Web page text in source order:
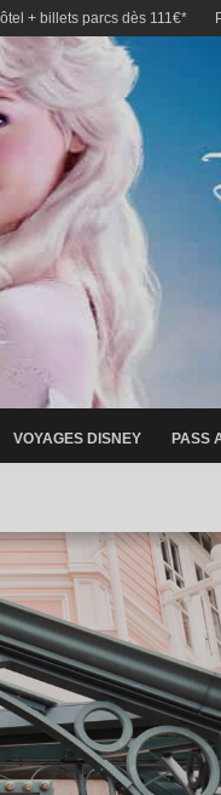
+ billets parcs dès 111€*
VOYAGES DISNEY PASS